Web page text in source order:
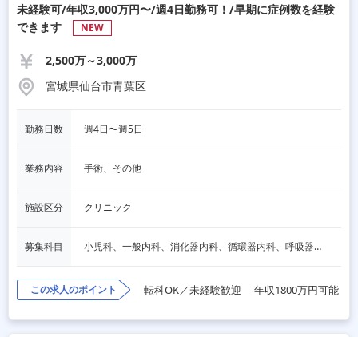
未経験可/年収3,000万円〜/週4日勤務可！/早期に症例数を経験
できます
NEW
2,500万～3,000万
宮城県仙台市青葉区
勤務日数 週4日〜週5日
業務内容 手術、その他
施設区分 クリニック
募集科目 小児科、一般内科、消化器内科、循環器内科、呼吸器内科、血液内科、心療内科、脳神経内科、内分泌内科、老人内科、一般外科、消化器外科、心臓外科、呼吸器外科、脳神経外科、整形外科、形成外科、リハビリテーション科、産婦人科、婦人科、精神科、眼科、耳鼻咽喉科、皮膚科、泌尿器科、放射線科、人工透析、麻酔科、美容外科、人間ドック・検診、その他
この求人のポイント 転科OK／未経験歓迎 年収1800万円可能